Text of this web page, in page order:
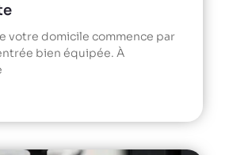
votre domicile commence par
bien équipée. À